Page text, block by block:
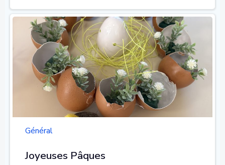
Général
Joyeuses Pâques